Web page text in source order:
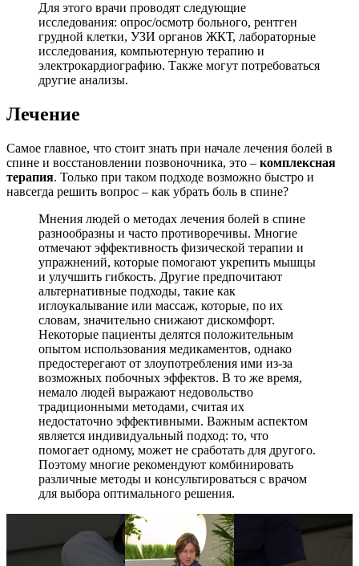
Для этого врачи проводят следующие
исследования: опрос/осмотр больного, рентген
грудной клетки, УЗИ органов ЖКТ, лабораторные
исследования, компьютерную терапию и
электрокардиографию. Также могут потребоваться
другие анализы.
Лечение
Самое главное, что стоит знать при начале лечения болей в
спине и восстановлении позвоночника, это – комплексная
терапия. Только при таком подходе возможно быстро и
навсегда решить вопрос – как убрать боль в спине?
Мнения людей о методах лечения болей в спине
разнообразны и часто противоречивы. Многие
отмечают эффективность физической терапии и
упражнений, которые помогают укрепить мышцы
и улучшить гибкость. Другие предпочитают
альтернативные подходы, такие как
иглоукалывание или массаж, которые, по их
словам, значительно снижают дискомфорт.
Некоторые пациенты делятся положительным
опытом использования медикаментов, однако
предостерегают от злоупотребления ими из-за
возможных побочных эффектов. В то же время,
немало людей выражают недовольство
традиционными методами, считая их
недостаточно эффективными. Важным аспектом
является индивидуальный подход: то, что
помогает одному, может не сработать для другого.
Поэтому многие рекомендуют комбинировать
различные методы и консультироваться с врачом
для выбора оптимального решения.